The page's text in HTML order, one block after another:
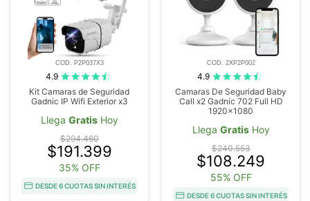
COD. P2P037X3
4.9
Kit Camaras de Seguridad
Gadnic IP Wifi Exterior x3
Llega GratisHoy
$294.460
$191.399
35% OFF
DESDE 6 CUOTAS SIN INTERÉS
COD. 2XP2P002
4.9
Camaras De Seguridad Baby
Call x2 Gadnic 702 Full HD
1920x1080
Llega GratisHoy
$240.553
$108.249
55% OFF
DESDE 6 CUOTAS SIN INTERÉS